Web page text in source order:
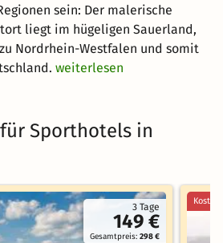
sein: Der malerische
liegt im hügeligen Sauerland,
Nordrhein-Westfalen und somit
weiterlesen
Sporthotels in
3 Tage
149 €
Gesamtpreis:298 €